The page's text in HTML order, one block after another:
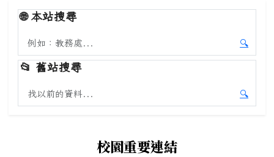
🌐本站搜尋
搜尋本站內容
🔍
開始本
📂 舊站搜尋
搜尋舊站內容
🔍
開始舊
校園重要連結